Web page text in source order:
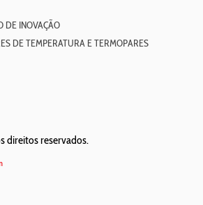
DE INOVAÇÃO
DE TEMPERATURA E TERMOPARES
direitos reservados.